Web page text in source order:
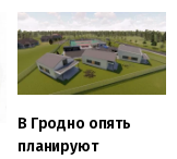
В Гродно опять
планируют